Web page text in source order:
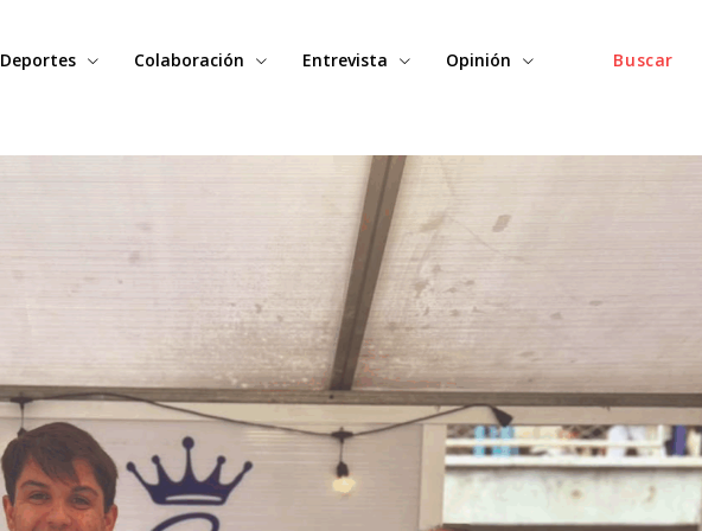
Buscar
Deportes Colaboración Entrevista Opinión